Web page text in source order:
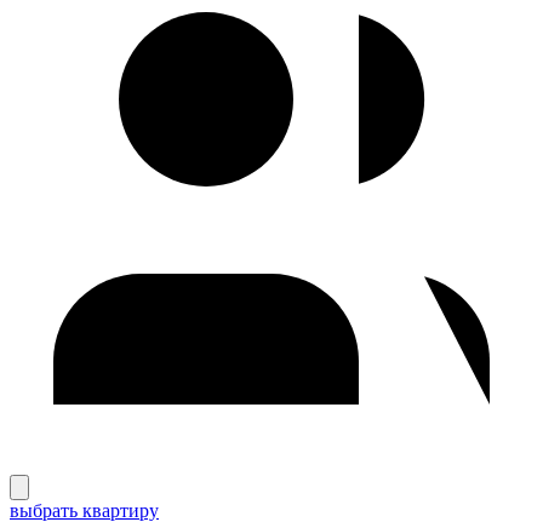
выбрать квартиру